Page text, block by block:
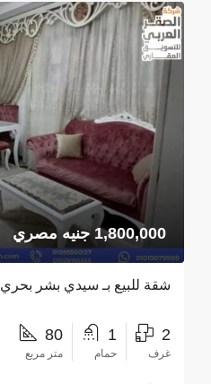
1,800,000 جنيه مصري
شقة للبيع بـ سيدي بشر بحري
2
غرف
1
حمام
80
متر مربع